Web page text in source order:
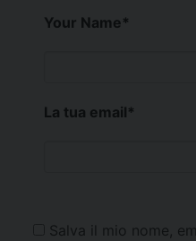
Your Name*
La tua email*
Salva il mio nome,